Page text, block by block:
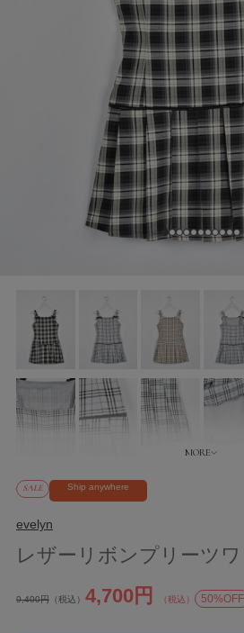
SALE Ship anywhere
evelyn
レザーリボンプリーツ
9,400円 （税込） 4,700円 （税込） 50%OFF